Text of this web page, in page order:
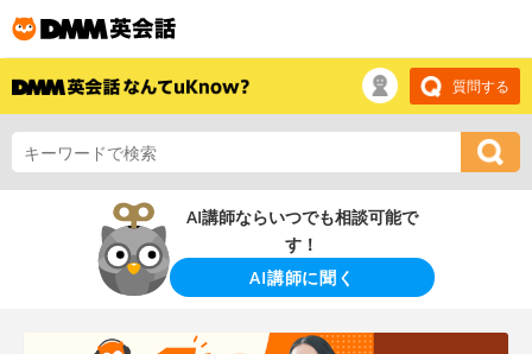
質問する
AI講師ならいつでも相談可能で
す！
AI講師に聞く